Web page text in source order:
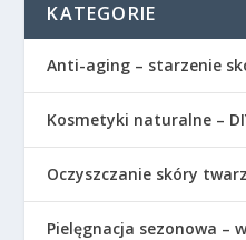
KATEGORIE
Anti-aging – starzenie
Kosmetyki naturalne –
Oczyszczanie skóry
Pielęgnacja sezonowa –